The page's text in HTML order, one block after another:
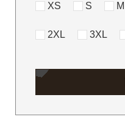
XS S M
2XL 3XL